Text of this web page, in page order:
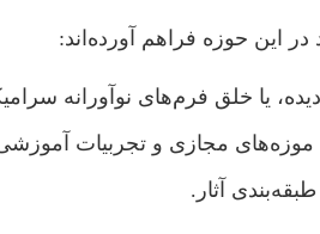
در این حوزه فراهم آورده‌اند:
یا خلق فرم‌های نوآورانه
موزه‌های مجازی و تجربیات
آثار.